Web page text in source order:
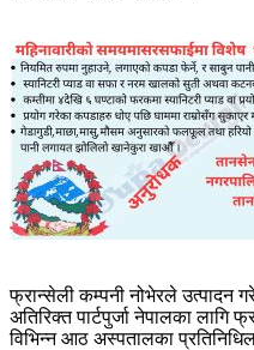
फ्रान्सेली कम्पनी नोभेरले उत्पादन
अतिरिक्त पार्टपुर्जा नेपालका
विभिन्न आठ अस्पतालका